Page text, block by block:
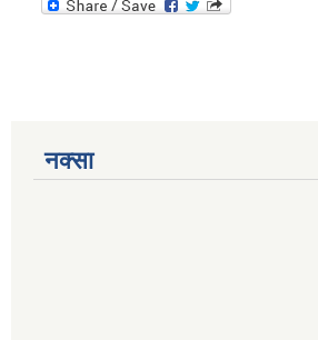
नक्सा